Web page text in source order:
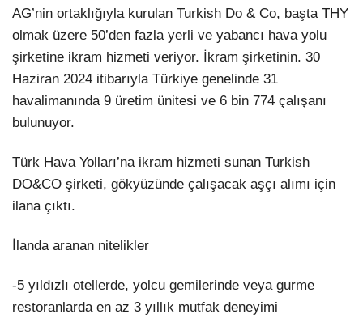
AG’nin ortaklığıyla kurulan Turkish Do & Co, başta THY
olmak üzere 50’den fazla yerli ve yabancı hava yolu
şirketine ikram hizmeti veriyor. İkram şirketinin. 30
Haziran 2024 itibarıyla Türkiye genelinde 31
havalimanında 9 üretim ünitesi ve 6 bin 774 çalışanı
bulunuyor.
Türk Hava Yolları’na ikram hizmeti sunan Turkish
DO&CO şirketi, gökyüzünde çalışacak aşçı alımı için
ilana çıktı.
İlanda aranan nitelikler
-5 yıldızlı otellerde, yolcu gemilerinde veya gurme
restoranlarda en az 3 yıllık mutfak deneyimi